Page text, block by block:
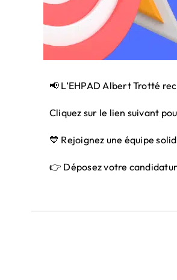
📢 L’EHPAD Albert Trotté
Cliquez sur le lien suivant
💙 Rejoignez une équipe
👉 Déposez votre